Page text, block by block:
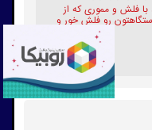
با فلش و مموری که از
رو فلش خور و